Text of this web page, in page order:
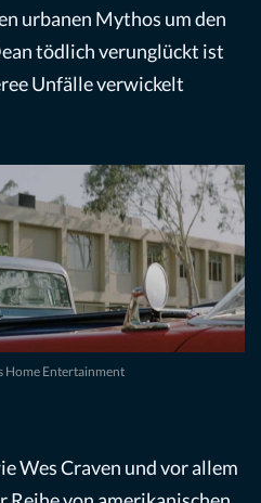
urbanen Mythos um den
tödlich verunglückt ist
Unfälle verwickelt
Home Entertainment
Wes Craven und vor allem